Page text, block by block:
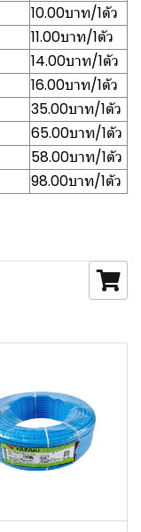
10.00บาท/1ตัว
11.00บาท/1ตัว
14.00บาท/1ตัว
16.00บาท/1ตัว
35.00บาท/1ตัว
65.00บาท/1ตัว
58.00บาท/1ตัว
98.00บาท/1ตัว